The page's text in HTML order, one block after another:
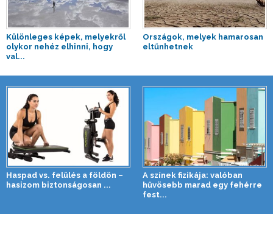
Különleges képek, melyekről
olykor nehéz elhinni, hogy
val...
Országok, melyek hamarosan
eltűnhetnek
Haspad vs. felülés a földön –
hasizom biztonságosan ...
A színek fizikája: valóban
hűvösebb marad egy fehérre
fest...